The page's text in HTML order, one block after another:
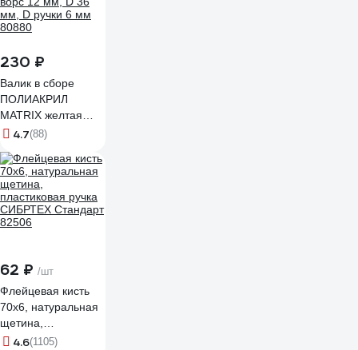
230 ₽
Валик в сборе
ПОЛИАКРИЛ
MATRIX желтая
полоса, 180 мм,
мм, D ручки 6 мм
80880
4.7(88)
62 ₽ /шт
Флейцевая кисть
70х6, натуральная
щетина,
пластиковая ручка
4.6(1105)